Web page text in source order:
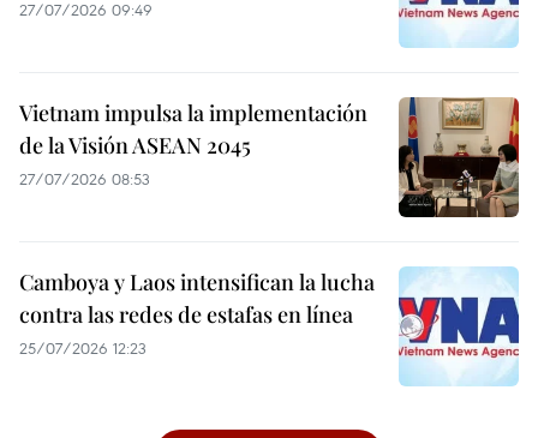
27/07/2026 09:49
Vietnam impulsa la implementación
de la Visión ASEAN 2045
27/07/2026 08:53
Camboya y Laos intensifican la lucha
contra las redes de estafas en línea
25/07/2026 12:23